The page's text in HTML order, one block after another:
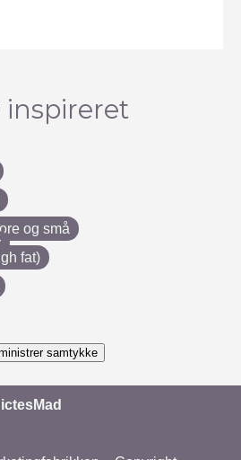
inspireret
og små
fat)
samtykke